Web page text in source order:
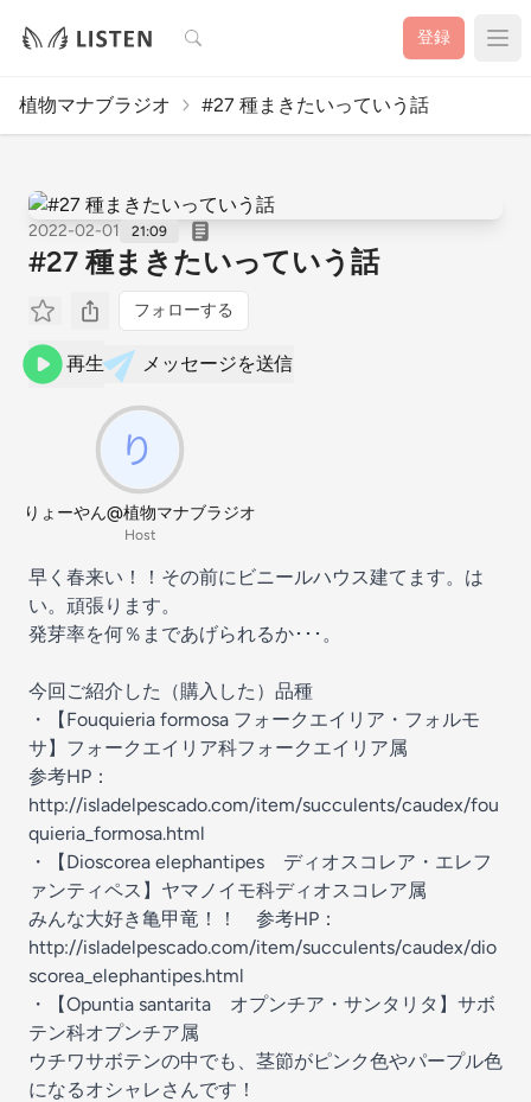
検索 登録
植物マナブラジオ #27 種まきたいっていう話
2022-02-01 21:09
#27 種まきたいっていう話
フォローする
再生 メッセージを送信
りょーやん@植物マナブラジオ
Host
早く春来い！！その前にビニールハウス建てます。は
い。頑張ります。
発芽率を何％まであげられるか･･･。
今回ご紹介した（購入した）品種
・【Fouquieria formosa フォークエイリア・フォルモ
サ】フォークエイリア科フォークエイリア属
参考HP：
http://isladelpescado.com/item/succulents/caudex/fou
quieria_formosa.html
・【Dioscorea elephantipes ディオスコレア・エレフ
ァンティペス】ヤマノイモ科ディオスコレア属
みんな大好き亀甲竜！！ 参考HP：
http://isladelpescado.com/item/succulents/caudex/dio
scorea_elephantipes.html
・【Opuntia santarita オプンチア・サンタリタ】サボ
テン科オプンチア属
ウチワサボテンの中でも、茎節がピンク色やパープル色
になるオシャレさんです！